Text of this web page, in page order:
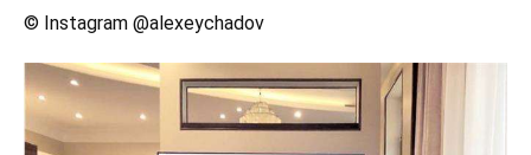
© Instagram @alexeychadov